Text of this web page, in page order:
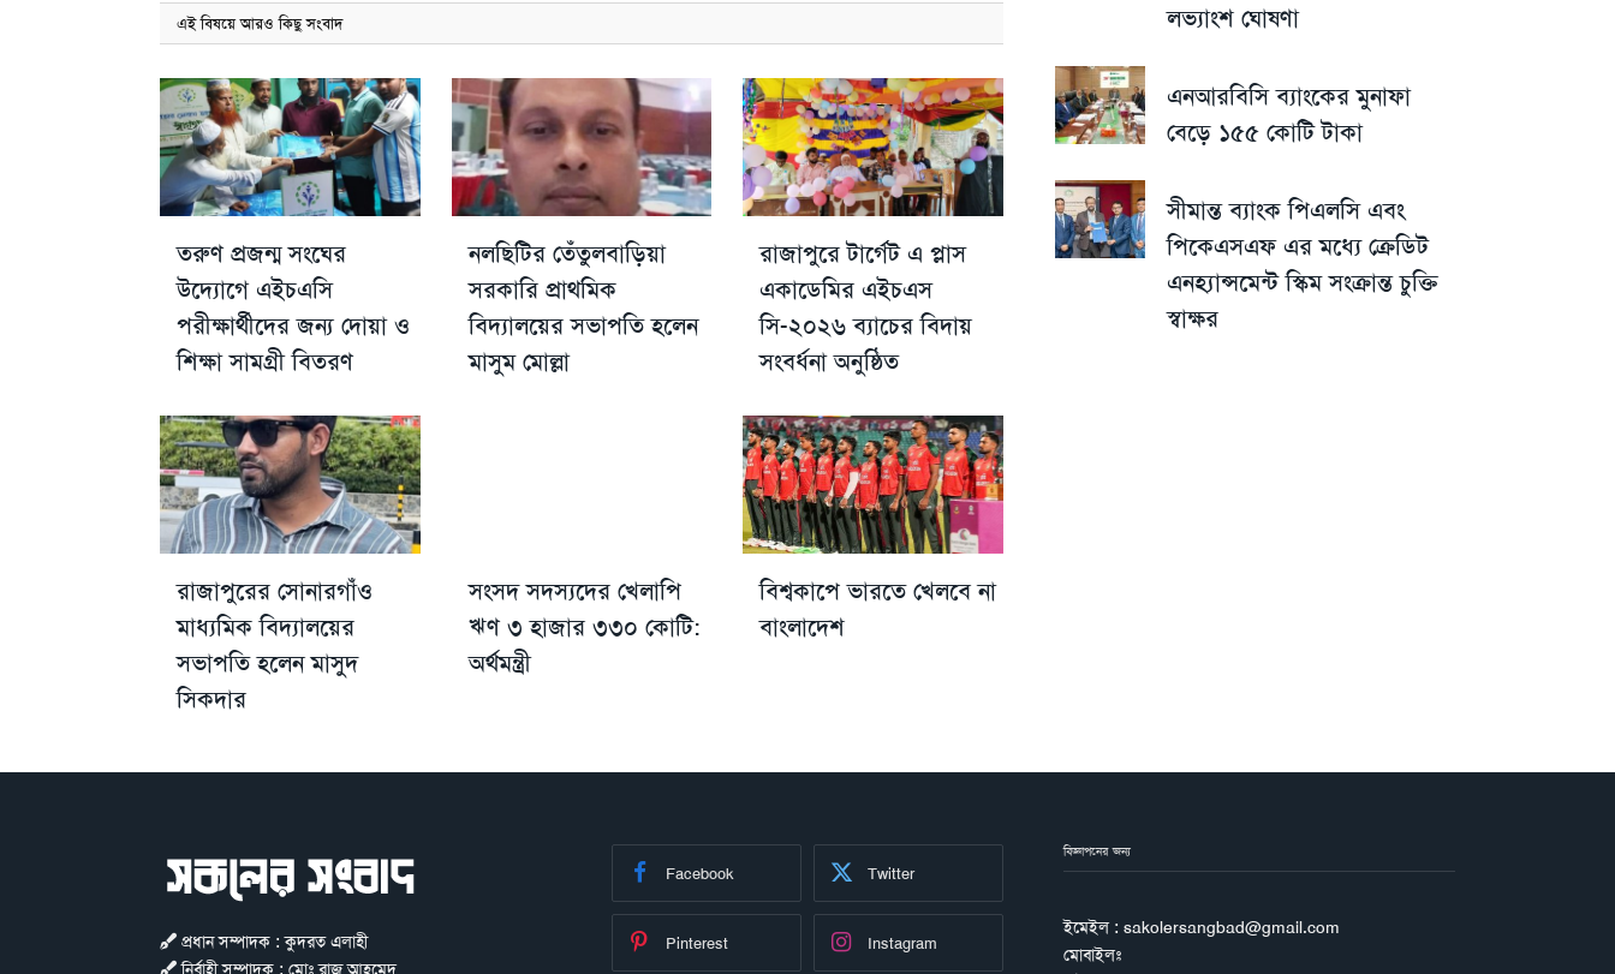
এই বিষয়ে আরও কিছু সংবাদ
তরুণ প্রজন্ম সংঘের
উদ্যোগে এইচএসি
পরীক্ষার্থীদের জন্য দোয়া ও
শিক্ষা সামগ্রী বিতরণ
নলছিটির তেঁতুলবাড়িয়া
সরকারি প্রাথমিক
বিদ্যালয়ের সভাপতি হলেন
মাসুম মোল্লা
রাজাপুরে টার্গেট এ প্লাস
একাডেমির এইচএস
সি-২০২৬ ব্যাচের বিদায়
সংবর্ধনা অনুষ্ঠিত
রাজাপুরের সোনারগাঁও
মাধ্যমিক বিদ্যালয়ের
সভাপতি হলেন মাসুদ
সিকদার
সংসদ সদস্যদের খেলাপি
ঋণ ৩ হাজার ৩৩০ কোটি:
অর্থমন্ত্রী
বিশ্বকাপে ভারতে খেলবে না
বাংলাদেশ
লভ্যাংশ ঘোষণা
এনআরবিসি ব্যাংকের মুনাফা
বেড়ে ১৫৫ কোটি টাকা
সীমান্ত ব্যাংক পিএলসি এবং
পিকেএসএফ এর মধ্যে ক্রেডিট
এনহ্যান্সমেন্ট স্কিম সংক্রান্ত চুক্তি
স্বাক্ষর
প্রধান সম্পাদক : কুদরত এলাহী
নির্বাহী সম্পাদক : মোঃ রাজু আহমেদ
Facebook Twitter
Pinterest Instagram
বিজ্ঞাপনের জন্য
ইমেইল : sakolersangbad@gmail.com
মোবাইলঃ